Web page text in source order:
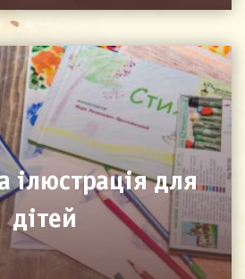
ілюстрація для
дітей